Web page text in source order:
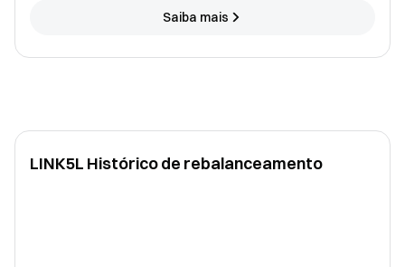
Saiba mais
LINK5L Histórico de rebalanceamento